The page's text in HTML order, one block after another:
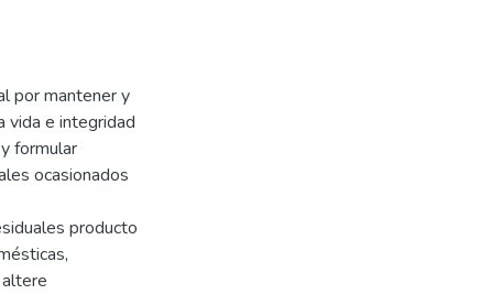
por mantener y
vida e integridad
formular
ocasionados
producto